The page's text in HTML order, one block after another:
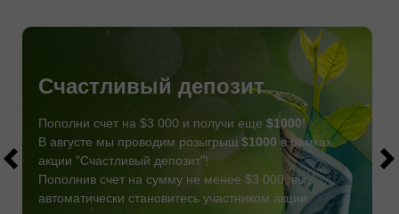
Счастливый депозит
Пополни счет на $3 000 и получи еще $1000!
В августе мы проводим розыгрыш $1000 в рамках
акции "Счастливый депозит"!
Пополнив счет на сумму не менее $3 000, вы
автоматически становитесь участником акции.